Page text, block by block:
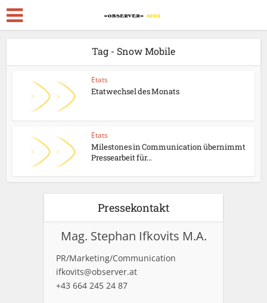
Tag - Snow Mobile
Etats
Etatwechsel des Monats
Etats
Milestones in Communication übernimmt
Pressearbeit für...
Pressekontakt
Mag. Stephan Ifkovits M.A.
PR/Marketing/Communication
ifkovits@observer.at
+43 664 245 24 87